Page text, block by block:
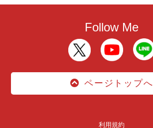
Follow Me
ページトップへ
利用規約